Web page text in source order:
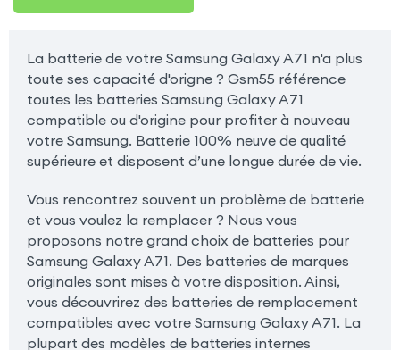
La batterie de votre Samsung Galaxy A71 n'a plus
toute ses capacité d'origne ? Gsm55 référence
toutes les batteries Samsung Galaxy A71
compatible ou d'origine pour profiter à nouveau
votre Samsung. Batterie 100% neuve de qualité
supérieure et disposent d’une longue durée de vie.
Vous rencontrez souvent un problème de batterie
et vous voulez la remplacer ? Nous vous
proposons notre grand choix de batteries pour
Samsung Galaxy A71. Des batteries de marques
originales sont mises à votre disposition. Ainsi,
vous découvrirez des batteries de remplacement
compatibles avec votre Samsung Galaxy A71. La
plupart des modèles de batteries internes